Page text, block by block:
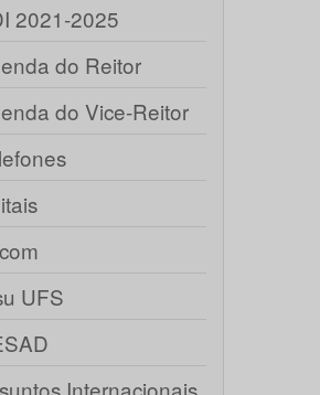
2021-2025
do Reitor
do Vice-Reitor
UFS
Internacionais